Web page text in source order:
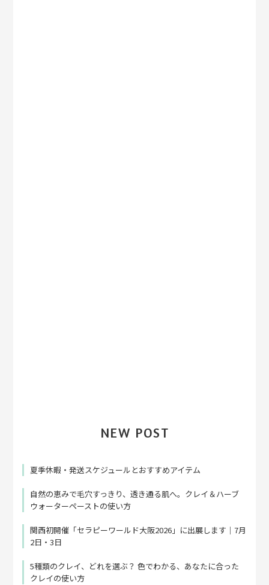
NEW POST
夏季休暇・発送スケジュールとおすすめアイテム
自然の恵みで毛穴すっきり、透き通る肌へ。クレイ＆ハーブ
ウォーターペーストの使い方
関西初開催「セラピーワールド大阪2026」に出展します｜7月
2日・3日
5種類のクレイ、どれを選ぶ？ 色でわかる、あなたに合った
クレイの使い方